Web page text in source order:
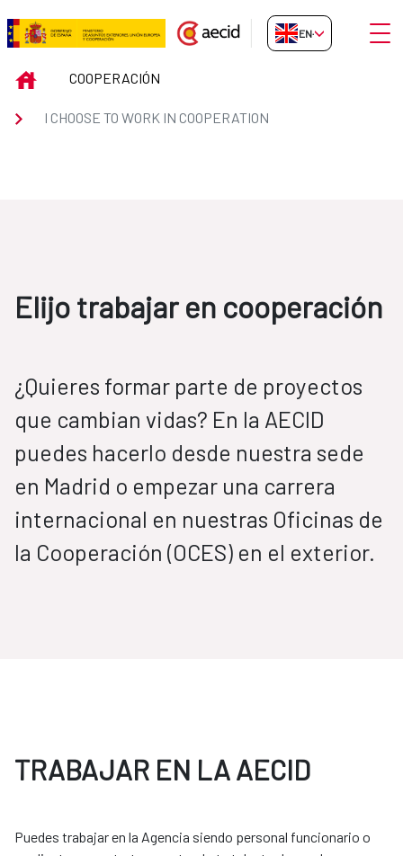
Skip to Main Content
ElijoCooperacion
EN-GB
INICIOCOOPERACIÓN
I CHOOSE TO WORK IN COOPERATION
Elijo trabajar en cooperación
¿Quieres formar parte de proyectos
que cambian vidas? En la AECID
puedes hacerlo desde nuestra sede
en Madrid o empezar una carrera
internacional en nuestras Oficinas de
la Cooperación (OCES) en el exterior.
TRABAJAR EN LA AECID
Puedes trabajar en la Agencia siendo personal funcionario o